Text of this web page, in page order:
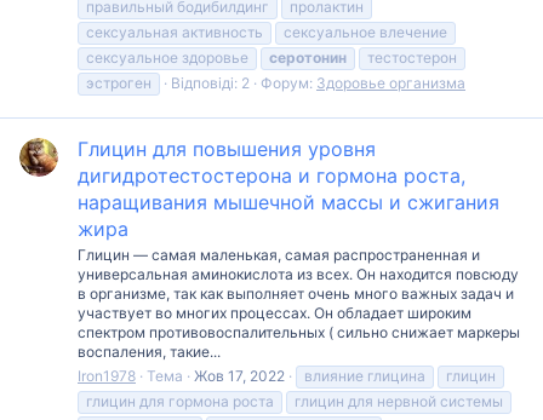
правильный бодибилдинг
пролактин
сексуальная активность
сексуальное влечение
сексуальное здоровье
серотонин
тестостерон
эстроген
Відповіді: 2 Форум: Здоровье организма
Глицин для повышения уровня
дигидротестостерона и гормона роста,
наращивания мышечной массы и сжигания
жира
Глицин — самая маленькая, самая распространенная и
универсальная аминокислота из всех. Он находится повсюду
в организме, так как выполняет очень много важных задач и
участвует во многих процессах. Он обладает широким
спектром противовоспалительных ( сильно снижает маркеры
воспаления, такие...
Iron1978 Тема Жов 17, 2022 влияние глицина
глицин
глицин для гормона роста
глицин для нервной системы